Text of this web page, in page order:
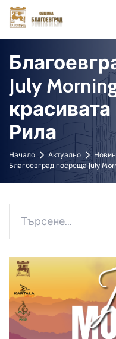
July
Рила
Начало Актуално
Благоевград посреща July